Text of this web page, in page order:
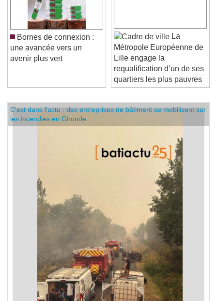
Bornes de connexion :
une avancée vers un
avenir plus vert
La
Métropole Européenne de
Lille engage la
requalification d’un de ses
quartiers les plus pauvres
C'est dans l'actu : des entreprises de bâtiment se mobilisent sur
les incendies en Gironde